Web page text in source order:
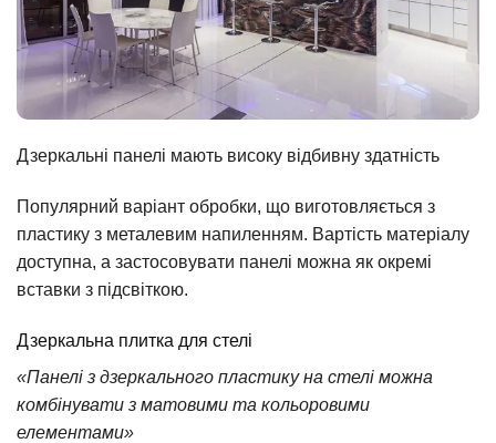
Дзеркальні панелі мають високу відбивну здатність
Популярний варіант обробки, що виготовляється з
пластику з металевим напиленням. Вартість матеріалу
доступна, а застосовувати панелі можна як окремі
вставки з підсвіткою.
Дзеркальна плитка для стелі
«Панелі з дзеркального пластику на стелі можна
комбінувати з матовими та кольоровими
елементами»